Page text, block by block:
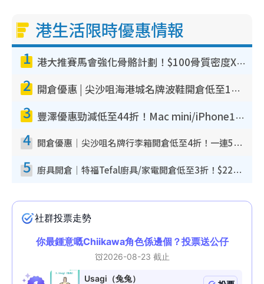
港生活限時優惠情報
1 港大推賽馬會強化骨骼計劃！$100骨質密度X光檢查 完成免費運動訓練送超市禮券！附參加資格
2 開倉優惠 | 尖沙咀海港城名牌波鞋開倉低至1折！On鞋$899起／Joy&Peace鞋履$98起
3 豐澤優惠勁減低至44折！Mac mini/iPhone17Pro大減價！廚房家電$220起
4 開倉優惠｜尖沙咀名牌行李箱開倉低至4折！一連5日 American Tourister/ace./Hallmark $200起！
5 廚具開倉｜特福Tefal廚具/家電開倉低至3折！$220起買平底鍋/炒鑊/湯煲！電飯煲/吸塵機/燙斗$418起